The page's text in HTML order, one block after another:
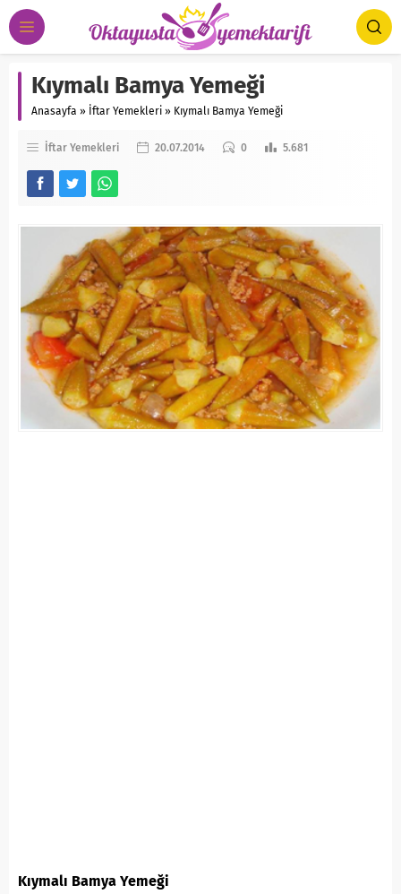
Kıymalı Bamya Yemeği
Anasayfa » İftar Yemekleri » Kıymalı Bamya Yemeği
İftar Yemekleri 20.07.2014 0 5.681
Kıymalı Bamya Yemeği